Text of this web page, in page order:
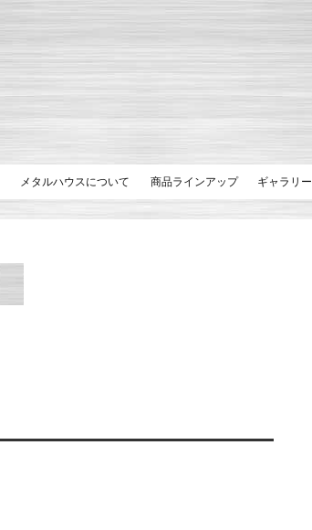
メタルハウスについて 商品ラインアップ ギャラリー